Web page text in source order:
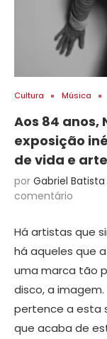
Cultura Música
Aos 84 anos,
exposição
de vida e arte
por Gabriel Batista
comentário
Há artistas que
há aqueles que
uma marca tão
disco, a
pertence a esta
que acaba de